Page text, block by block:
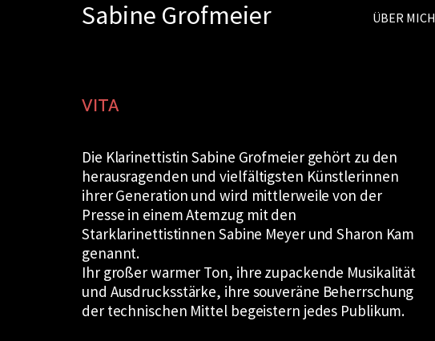
Sabine Grofmeier ÜBER MICH
VITA
Die Klarinettistin Sabine Grofmeier gehört zu den
herausragenden und vielfältigsten Künstlerinnen
ihrer Generation und wird mittlerweile von der
Presse in einem Atemzug mit den
Starklarinettistinnen Sabine Meyer und Sharon Kam
genannt.
Ihr großer warmer Ton, ihre zupackende Musikalität
und Ausdrucksstärke, ihre souveräne Beherrschung
der technischen Mittel begeistern jedes Publikum.